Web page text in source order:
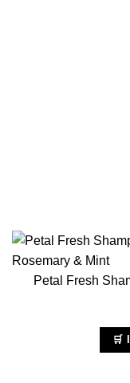
Petal Fresh
🛒